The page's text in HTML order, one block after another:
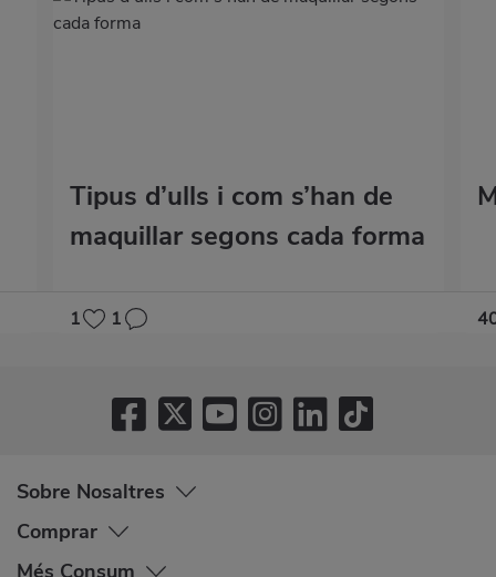
Tipus d’ulls i com s’han de
maquillar segons cada forma
1 1
Sobre Nosaltres
Comprar